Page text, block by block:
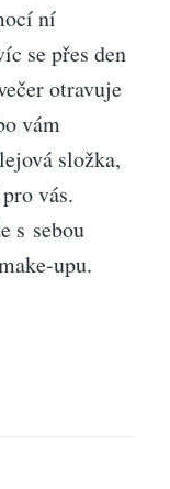
ní
se přes den
otravuje
vám
složka,
vás.
s sebou
upu.